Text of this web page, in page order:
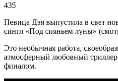
435
Певица Дэя выпустила в свет
сингл «Под сияньем луны»
Это необычная работа,
атмосферный любовный
финалом.